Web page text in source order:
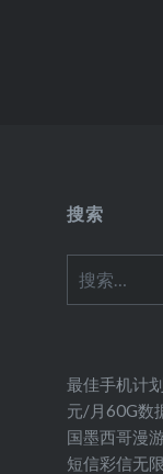
搜索
索：
最佳手机计
元/月60G数
国墨西哥漫
短信彩信无